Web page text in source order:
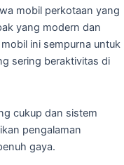
mobil perkotaan yang
yang modern dan
ini sempurna untuk
sering beraktivitas di
cukup dan sistem
pengalaman
gaya.